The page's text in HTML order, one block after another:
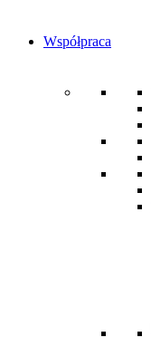
Współpraca